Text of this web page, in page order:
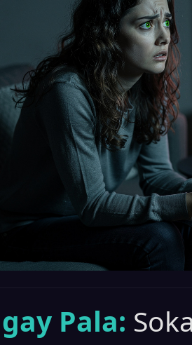
Pala: